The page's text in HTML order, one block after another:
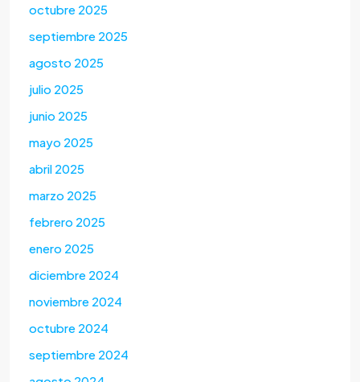
octubre 2025
septiembre 2025
agosto 2025
julio 2025
junio 2025
mayo 2025
abril 2025
marzo 2025
febrero 2025
enero 2025
diciembre 2024
noviembre 2024
octubre 2024
septiembre 2024